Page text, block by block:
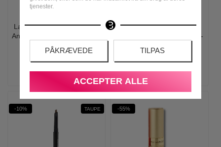
tjenester.
PÅKRÆVEDE TILPAS
ACCEPTER ALLE
La Roche Posay - Anthelios
Anti Shine Mist SPF 50+ - 75
ml
Gosh - Anything For Her
Antiperspirant Roll-on Deo -
-10% TAUPE -55%